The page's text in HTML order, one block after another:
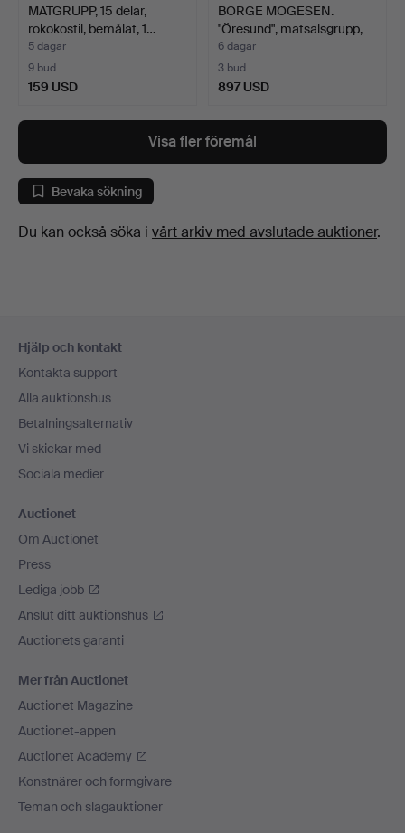
MATGRUPP, 15 delar,
rokokostil, bemålat, 1…
5 dagar
9 bud
159 USD
BORGE MOGESEN.
"Öresund", matsalsgrupp,
bo…
6 dagar
3 bud
897 USD
Visa fler föremål
Bevaka sökning
Du kan också söka i vårt arkiv med avslutade auktioner.
Hjälp och kontakt
Kontakta support
Alla auktionshus
Betalningsalternativ
Vi skickar med
Sociala medier
Auctionet
Om Auctionet
Press
Lediga jobb
Anslut ditt auktionshus
Auctionets garanti
Mer från Auctionet
Auctionet Magazine
Auctionet-appen
Auctionet Academy
Konstnärer och formgivare
Teman och slagauktioner